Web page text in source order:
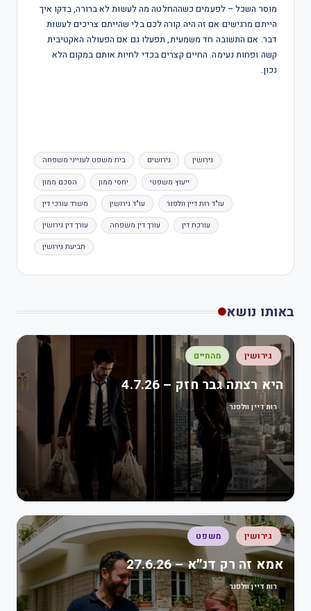
מוסר השכל – לפעמים כשההחלטה מה לעשות לא ברורה, בדקו איך
הייתם מרגישים אם זה היה קורה לכם בלי שהייתם צריכים לעשות
דבר. אם התשובה חד משמעית, תפעלו גם אם הפעולה האקטיבית
קשה ופחות נעימה. החיים קצרים בכדי לחיות אותם במקום הלא
נכון.
בית משפט לענייני משפחה גירושים גירושין
הסכם ממון יחסי ממון ייעוץ משפטי
משרד עורכי דין עו"ד גירושין עו"ד רות דיין וולפנר
עורך דין גירושין עורך דין משפחה עורכת דין
תביעת גירושין
באותו נושא
גירושין מהחיים
היא רצתה גבר חזק – 4.7.26
רות דיין וולפנר
גירושין משפט
אמא זה רק דנ״א – 27.6.26
רות דיין וולפנר